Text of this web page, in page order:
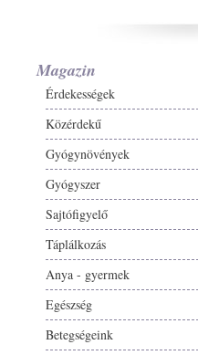
Magazin
Érdekességek
Közérdekű
Gyógynövények
Gyógyszer
Sajtófigyelő
Táplálkozás
Anya - gyermek
Egészség
Betegségeink